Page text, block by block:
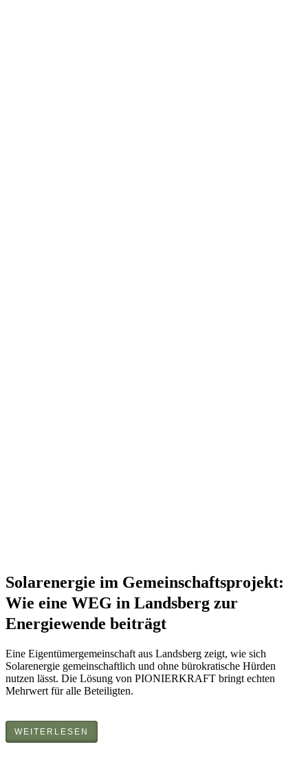
Solarenergie im Gemeinschaftsprojekt:
Wie eine WEG in Landsberg zur
Energiewende beiträgt
Eine Eigentümergemeinschaft aus Landsberg zeigt, wie sich
Solarenergie gemeinschaftlich und ohne bürokratische Hürden
nutzen lässt. Die Lösung von PIONIERKRAFT bringt echten
Mehrwert für alle Beteiligten.
WEITERLESEN